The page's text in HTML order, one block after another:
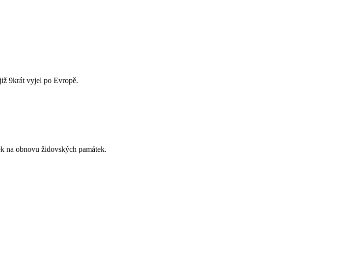
9krát vyjel po Evropě.
na obnovu židovských památek.